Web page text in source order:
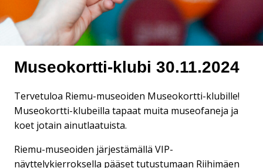
Museokortti-klubi 30.11.2024
Tervetuloa Riemu-museoiden Museokortti-klubille!
Museokortti-klubeilla tapaat muita museofaneja ja
koet jotain ainutlaatuista.
Riemu-museoiden järjestämällä VIP-
näyttelykierroksella pääset tutustumaan Riihimäen